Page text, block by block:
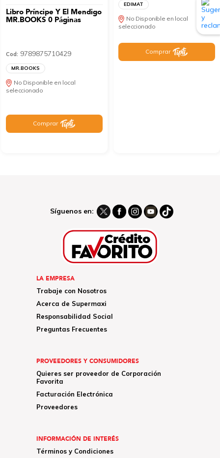
Libro Príncipe Y El Mendigo
MR.BOOKS 0 Páginas
Cod: 9789875710429
MR.BOOKS
No Disponible en local
seleccionado
Comprar
EDIMAT
No Disponible en local
seleccionado
Comprar
Síguenos en:
LA EMPRESA
Trabaje con Nosotros
Acerca de Supermaxi
Responsabilidad Social
Preguntas Frecuentes
PROVEEDORES Y CONSUMIDORES
Quieres ser proveedor de Corporación
Favorita
Facturación Electrónica
Proveedores
INFORMACIÓN DE INTERÉS
Términos y Condiciones